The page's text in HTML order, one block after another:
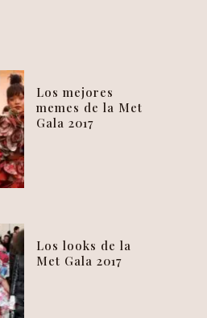
Los mejores
memes de la Met
Gala 2017
Los looks de la
Met Gala 2017